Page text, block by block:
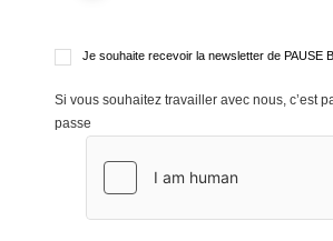
Je souhaite recevoir la newsletter de PAUSE B
Si vous souhaitez travailler avec nous, c’est
passe